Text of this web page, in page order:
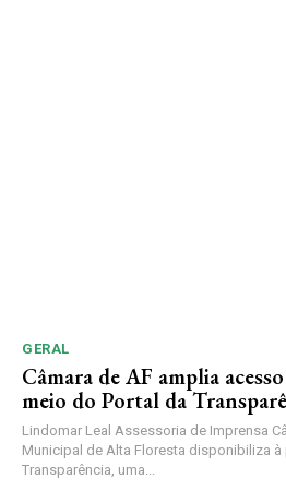
GERAL
Câmara de AF amplia
meio do Portal da
Lindomar Leal Assessoria de Imprensa
Municipal de Alta Floresta disponibiliza
Transparência, uma...